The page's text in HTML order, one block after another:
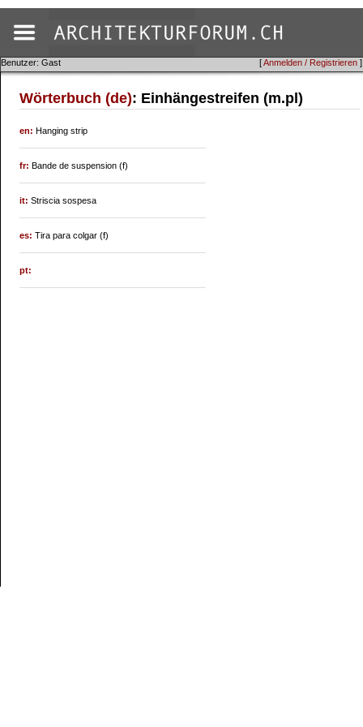
[Anmelden / Registrieren ]
Benutzer: Gast
Wörterbuch (de): Einhängestreifen (m.pl)
en:Hanging strip
fr:Bande de suspension (f)
it:Striscia sospesa
es:Tira para colgar (f)
pt: